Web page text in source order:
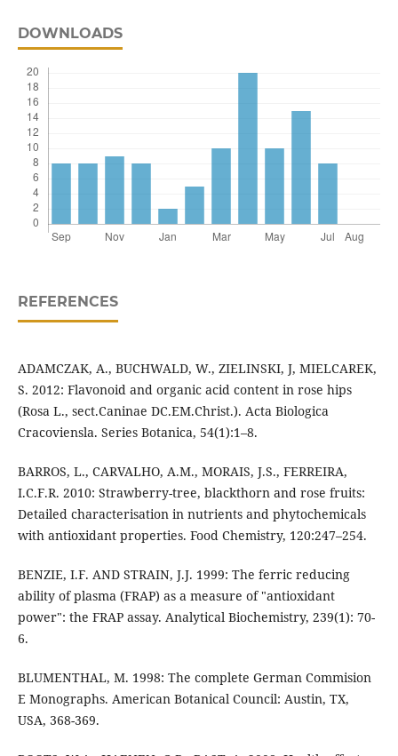
DOWNLOADS
REFERENCES
ADAMCZAK, A., BUCHWALD, W., ZIELINSKI, J, MIELCAREK,
S. 2012: Flavonoid and organic acid content in rose hips
(Rosa L., sect.Caninae DC.EM.Christ.). Acta Biologica
Cracoviensla. Series Botanica, 54(1):1–8.
BARROS, L., CARVALHO, A.M., MORAIS, J.S., FERREIRA,
I.C.F.R. 2010: Strawberry-tree, blackthorn and rose fruits:
Detailed characterisation in nutrients and phytochemicals
with antioxidant properties. Food Chemistry, 120:247–254.
BENZIE, I.F. AND STRAIN, J.J. 1999: The ferric reducing
ability of plasma (FRAP) as a measure of "antioxidant
power": the FRAP assay. Analytical Biochemistry, 239(1): 70-
6.
BLUMENTHAL, M. 1998: The complete German Commision
E Monographs. American Botanical Council: Austin, TX,
USA, 368-369.